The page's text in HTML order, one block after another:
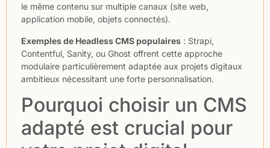
le même contenu sur multiple canaux (site web,
application mobile, objets connectés).
Exemples de Headless CMS populaires : Strapi,
Contentful, Sanity, ou Ghost offrent cette approche
modulaire particulièrement adaptée aux projets digitaux
ambitieux nécessitant une forte personnalisation.
Pourquoi choisir un CMS
adapté est crucial pour